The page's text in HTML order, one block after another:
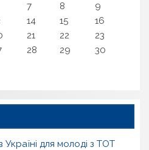
7 8
9
14 15
16
21 22
23
28 29
30
Україні для молоді з ТОТ